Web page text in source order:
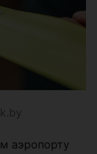
аэропорту